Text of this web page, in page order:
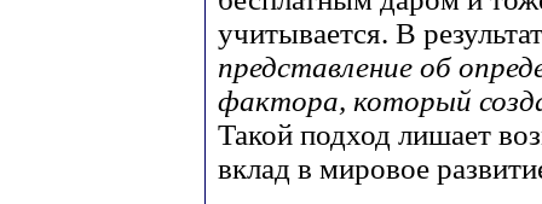
учитывается. В
представление об
фактора, который
Такой подход лишает
вклад в мировое